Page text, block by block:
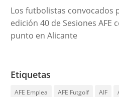
Los futbolistas convocados
edición 40 de Sesiones AFE
punto en Alicante
Etiquetas
AFE Emplea AFE Futgolf AIF